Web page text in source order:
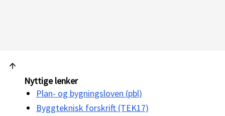
Nyttige lenker
Plan- og bygningsloven (pbl)
Byggteknisk forskrift (TEK17)